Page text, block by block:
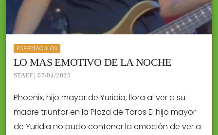
ESPECTÁCULOS
LO MAS EMOTIVO DE LA NOCHE
STAFF | 07/04/2025
Phoenix, hijo mayor de Yuridia, llora al ver a su
madre triunfar en la Plaza de Toros El hijo mayor
de Yuridia no pudo contener la emoción de ver a